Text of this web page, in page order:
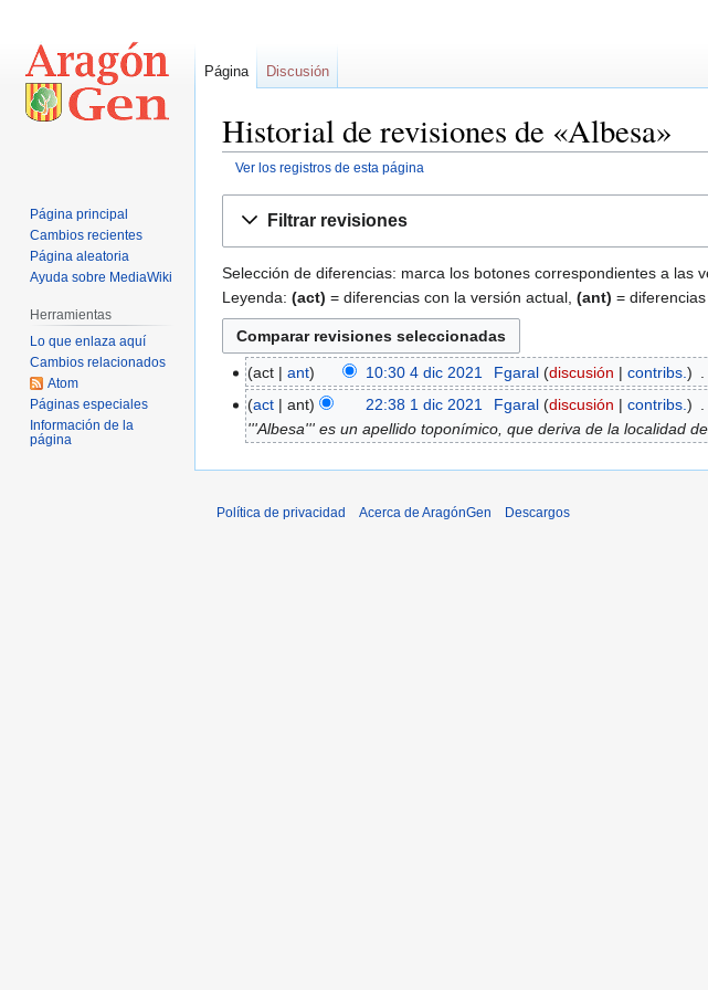
Historial de revisiones de «Albesa»
Ver los registros de esta página
navegación
búsqueda
Filtrar revisiones
Selección de diferencias: marca los botones correspondientes a las
Leyenda: (act) = diferencias con la versión actual, (ant) =
dic
2021
act ant 10:30 4 dic 2021 Fgaral discusión contribs.
act ant 22:38 1 dic 2021 Fgaral discusión contribs.
'''Albesa''' es un apellido toponímico, que deriva de la localidad
Página Discusión
Página principal
Cambios recientes
Página aleatoria
Ayuda sobre MediaWiki
Herramientas
Lo que enlaza aquí
Cambios relacionados
Atom
Páginas especiales
Información de la
página
Política de privacidad Acerca de AragónGen Descargos